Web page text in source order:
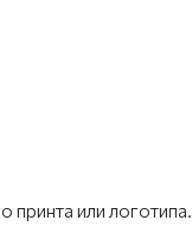
или логотипа.